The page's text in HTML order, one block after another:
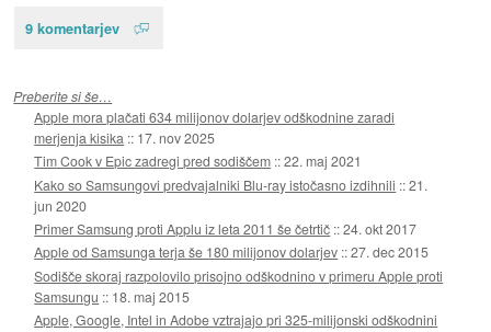
9 komentarjev
Preberite si še…
Apple mora plačati 634 milijonov dolarjev odškodnine zaradi
merjenja kisika :: 17. nov 2025
Tim Cook v Epic zadregi pred sodiščem ::22. maj 2021
Kako so Samsungovi predvajalniki Blu-ray istočasno izdihnili ::21.
jun 2020
Primer Samsung proti Applu iz leta 2011 še četrtič ::24. okt 2017
Apple od Samsunga terja še 180 milijonov dolarjev ::27. dec 2015
Sodišče skoraj razpolovilo prisojno odškodnino v primeru Apple proti
Samsungu :: 18. maj 2015
Apple, Google, Intel in Adobe vztrajajo pri 325-milijonski odškodnini